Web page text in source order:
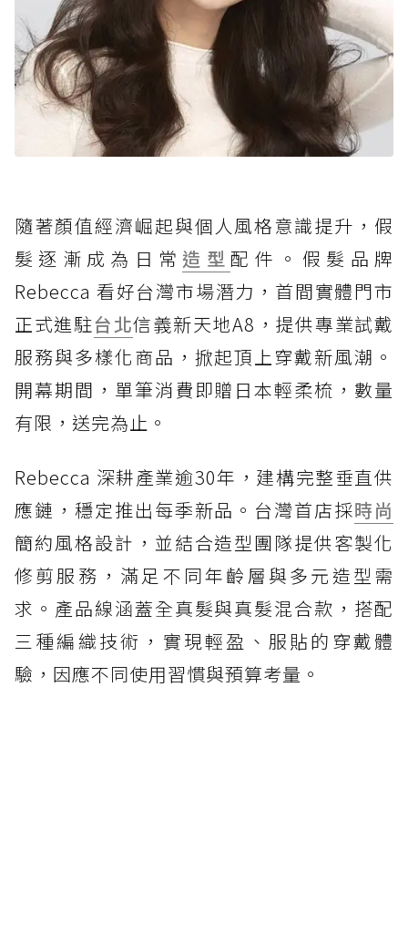
隨著顏值經濟崛起與個人風格意識提升，假
髮逐漸成為日常 造型 配件。假髮品牌
Rebecca 看好台灣市場潛力，首間實體門市
正式進駐台北信義新天地A8，提供專業試戴
服務與多樣化商品，掀起頂上穿戴新風潮。
開幕期間，單筆消費即贈日本輕柔梳，數量
有限，送完為止。
Rebecca 深耕產業逾30年，建構完整垂直供
應鏈，穩定推出每季新品。台灣首店採時尚
簡約風格設計，並結合造型團隊提供客製化
修剪服務，滿足不同年齡層與多元造型需
求。產品線涵蓋全真髮與真髮混合款，搭配
三種編織技術，實現輕盈、服貼的穿戴體
驗，因應不同使用習慣與預算考量。